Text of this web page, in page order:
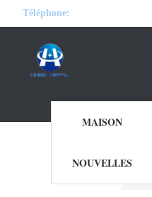
Téléphone:
MAISON
NOUVELLES